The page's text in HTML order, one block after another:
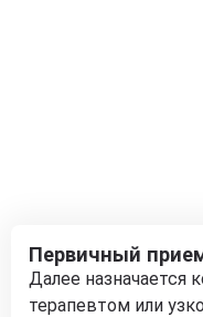
Первичный
Далее назначается
терапевтом или